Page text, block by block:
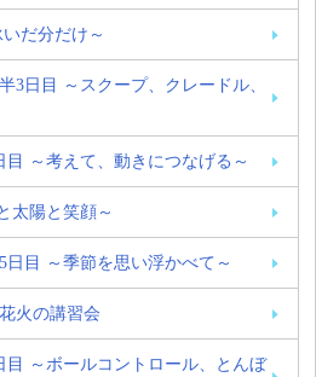
だ分だけ～
3日目 ～スクープ、クレードル、
～考えて、動きにつなげる～
太陽と笑顔～
目 ～季節を思い浮かべて～
火の講習会
目 ～ボールコントロール、とんぼ